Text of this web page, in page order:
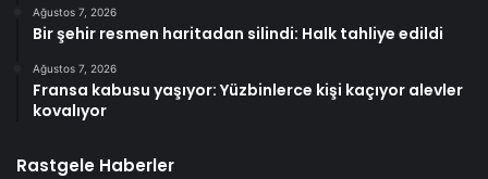
Ağustos 7, 2026
Bir şehir resmen haritadan silindi: Halk tahliye edildi
Ağustos 7, 2026
Fransa kabusu yaşıyor: Yüzbinlerce kişi kaçıyor alevler
kovalıyor
Rastgele Haberler